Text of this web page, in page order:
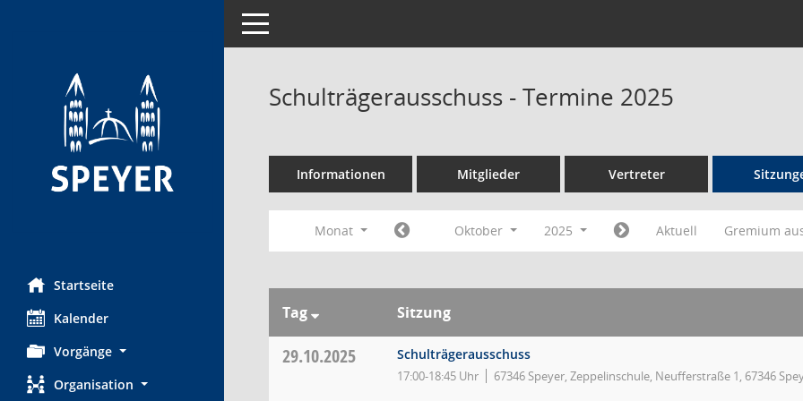
Startseite
Kalender
Vorgänge
Organisation
Toggle navigation
Schulträgerausschuss - Termine 2025
Informationen Mitglieder Vertreter
Monat Oktober 2025 Aktuell Gremium
Tag Sitzung
29.10.2025 Schulträgerausschuss
17:00-18:45 Uhr 67346 Speyer, Zeppelinschule, Neufferstraße 1, 67346